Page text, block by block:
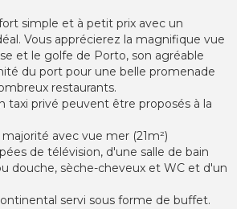
simple et à petit prix avec un
Vous apprécierez la magnifique vue
et le golfe de Porto, son agréable
du port pour une belle promenade
restaurants.
taxi privé peuvent être proposés à la
avec vue mer (21m²)
de télévision, d'une salle de bain
douche, sèche-cheveux et WC et d'un
servi sous forme de buffet.